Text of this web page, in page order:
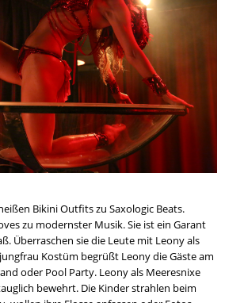
Bikini Outfits zu Saxologic Beats.
zu modernster Musik. Sie ist ein Garant
Überraschen sie die Leute mit Leony als
Kostüm begrüßt Leony die Gäste am
oder Pool Party. Leony als Meeresnixe
bewehrt. Die Kinder strahlen beim